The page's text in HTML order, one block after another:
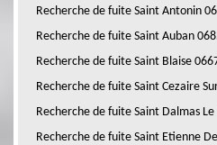
Recherche de fuite Saint Antonin
Recherche de fuite Saint Auban
Recherche de fuite Saint Blaise
Recherche de fuite Saint Cezaire
Recherche de fuite Saint Dalmas
Recherche de fuite Saint Etienne